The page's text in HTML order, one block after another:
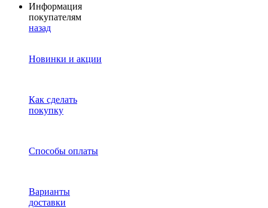
Информация
покупателям
назад
Новинки и акции
Как сделать
покупку
Способы оплаты
Варианты
доставки